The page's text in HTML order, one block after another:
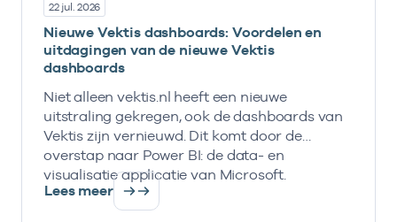
22 jul. 2026
Nieuwe Vektis dashboards: Voordelen en
uitdagingen van de nieuwe Vektis
dashboards
Niet alleen vektis.nl heeft een nieuwe
uitstraling gekregen, ook de dashboards van
Vektis zijn vernieuwd. Dit komt door de
overstap naar Power BI: de data- en
visualisatie applicatie van Microsoft.
Lees meer